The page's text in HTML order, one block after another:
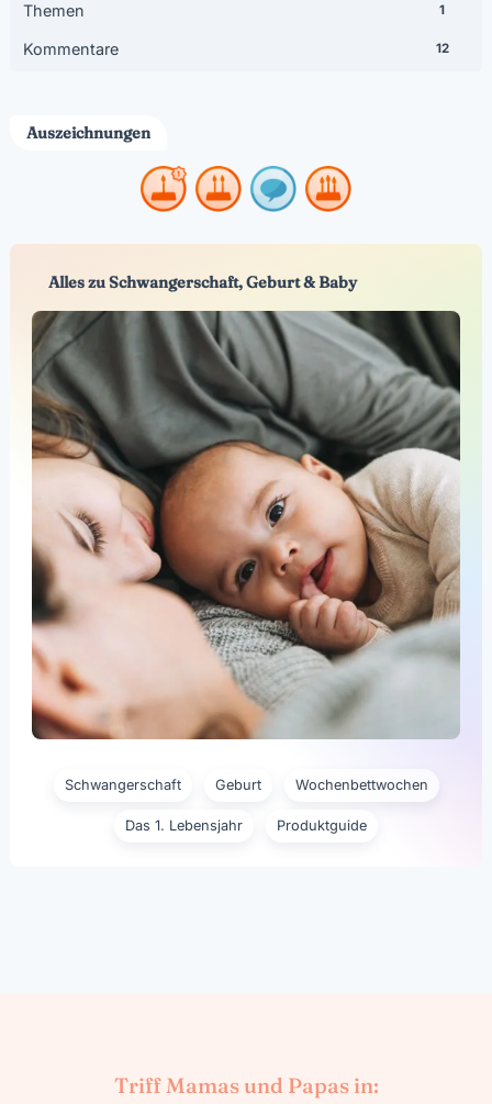
Themen 1
Kommentare 12
Auszeichnungen
Alles zu Schwangerschaft, Geburt & Baby
Schwangerschaft Geburt Wochenbettwochen
Das 1. Lebensjahr Produktguide
Triff Mamas und Papas in: